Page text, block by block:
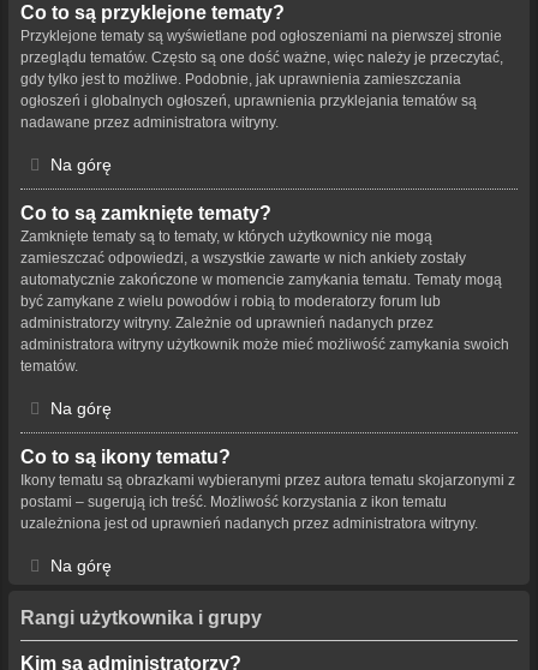
Co to są przyklejone tematy?
Przyklejone tematy są wyświetlane pod ogłoszeniami na pierwszej stronie
przeglądu tematów. Często są one dość ważne, więc należy je przeczytać,
gdy tylko jest to możliwe. Podobnie, jak uprawnienia zamieszczania
ogłoszeń i globalnych ogłoszeń, uprawnienia przyklejania tematów są
nadawane przez administratora witryny.
Na górę
Co to są zamknięte tematy?
Zamknięte tematy są to tematy, w których użytkownicy nie mogą
zamieszczać odpowiedzi, a wszystkie zawarte w nich ankiety zostały
automatycznie zakończone w momencie zamykania tematu. Tematy mogą
być zamykane z wielu powodów i robią to moderatorzy forum lub
administratorzy witryny. Zależnie od uprawnień nadanych przez
administratora witryny użytkownik może mieć możliwość zamykania swoich
tematów.
Na górę
Co to są ikony tematu?
Ikony tematu są obrazkami wybieranymi przez autora tematu skojarzonymi z
postami – sugerują ich treść. Możliwość korzystania z ikon tematu
uzależniona jest od uprawnień nadanych przez administratora witryny.
Na górę
Rangi użytkownika i grupy
Kim są administratorzy?